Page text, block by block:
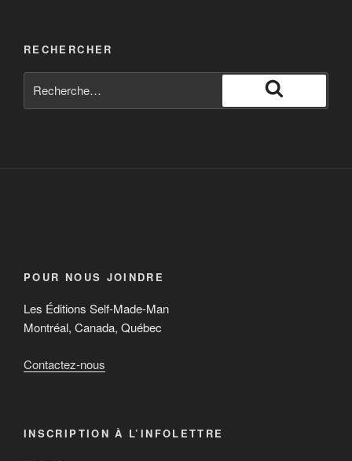
RECHERCHER
POUR NOUS JOINDRE
Les Éditions Self-Made-Man
Montréal, Canada, Québec
Contactez-nous
INSCRIPTION À L’INFOLETTRE